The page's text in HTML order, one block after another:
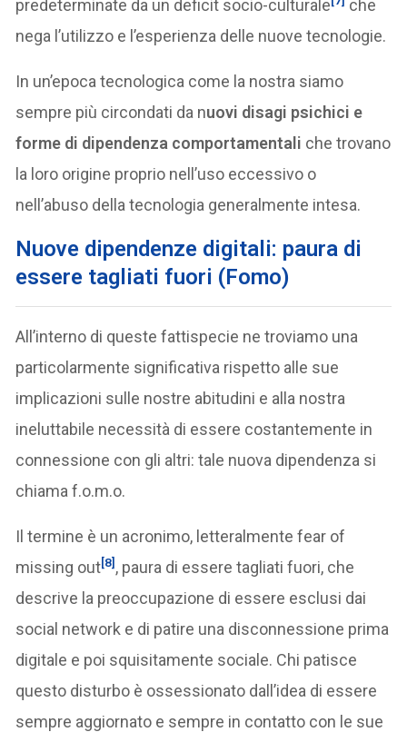
predeterminate da un deficit socio-culturale
che
nega l’utilizzo e l’esperienza delle nuove tecnologie.
In un’epoca tecnologica come la nostra siamo
sempre più circondati da nuovi disagi psichici e
forme di dipendenza comportamentali che trovano
la loro origine proprio nell’uso eccessivo o
nell’abuso della tecnologia generalmente intesa.
Nuove dipendenze digitali: paura di
essere tagliati fuori (Fomo)
All’interno di queste fattispecie ne troviamo una
particolarmente significativa rispetto alle sue
implicazioni sulle nostre abitudini e alla nostra
ineluttabile necessità di essere costantemente in
connessione con gli altri: tale nuova dipendenza si
chiama f.o.m.o.
Il termine è un acronimo, letteralmente fear of
missing out[8] , paura di essere tagliati fuori, che
descrive la preoccupazione di essere esclusi dai
social network e di patire una disconnessione prima
digitale e poi squisitamente sociale. Chi patisce
questo disturbo è ossessionato dall’idea di essere
sempre aggiornato e sempre in contatto con le sue